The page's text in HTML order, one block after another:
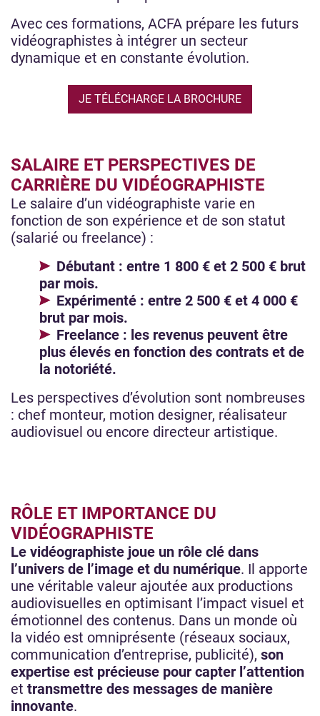
Avec ces formations, ACFA prépare les futurs
vidéographistes à intégrer un secteur
dynamique et en constante évolution.
JE TÉLÉCHARGE LA BROCHURE
SALAIRE ET PERSPECTIVES DE
CARRIÈRE DU VIDÉOGRAPHISTE
Le salaire d’un vidéographiste varie en
fonction de son expérience et de son statut
(salarié ou freelance) :
Débutant : entre 1 800 € et 2 500 € brut
par mois.
Expérimenté : entre 2 500 € et 4 000 €
brut par mois.
Freelance : les revenus peuvent être
plus élevés en fonction des contrats et de
la notoriété.
Les perspectives d’évolution sont nombreuses
: chef monteur, motion designer, réalisateur
audiovisuel ou encore directeur artistique.
RÔLE ET IMPORTANCE DU
VIDÉOGRAPHISTE
Le vidéographiste joue un rôle clé dans
l’univers de l’image et du numérique. Il apporte
une véritable valeur ajoutée aux productions
audiovisuelles en optimisant l’impact visuel et
émotionnel des contenus. Dans un monde où
la vidéo est omniprésente (réseaux sociaux,
communication d’entreprise, publicité), son
expertise est précieuse pour capter l’attention
et transmettre des messages de manière
innovante.